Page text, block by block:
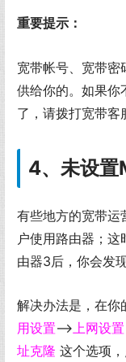
重要提示：
宽带帐号、宽带密
供给你的。如果你
了，请拨打宽带客
4、未设置
有些地方的宽带运
户使用路由器；
由器3后，你会发
解决办法是，在你
用设置——>上网设置
址克隆 这个选项，